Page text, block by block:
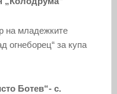
на младежките
огнеборец“ за купа
Ботев“- с.